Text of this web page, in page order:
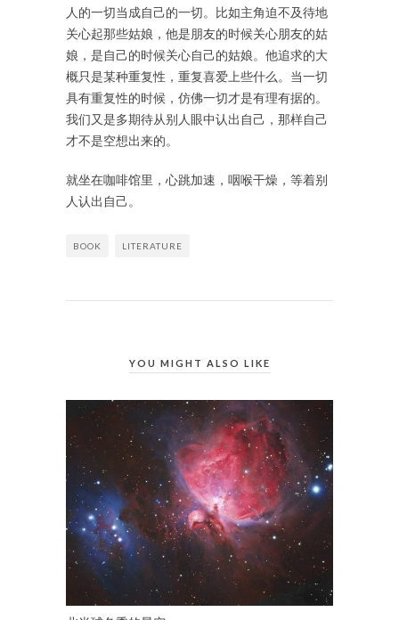
人的一切当成自己的一切。比如主角迫不及待地
关心起那些姑娘，他是朋友的时候关心朋友的姑
娘，是自己的时候关心自己的姑娘。他追求的大
概只是某种重复性，重复喜爱上些什么。当一切
具有重复性的时候，仿佛一切才是有理有据的。
我们又是多期待从别人眼中认出自己，那样自己
才不是空想出来的。
就坐在咖啡馆里，心跳加速，咽喉干燥，等着别
人认出自己。
BOOK LITERATURE
YOU MIGHT ALSO LIKE